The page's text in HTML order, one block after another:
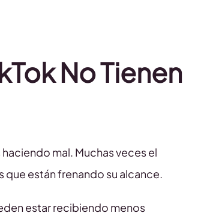
No Tienen
mal. Muchas veces el
están frenando su alcance.
estar recibiendo menos